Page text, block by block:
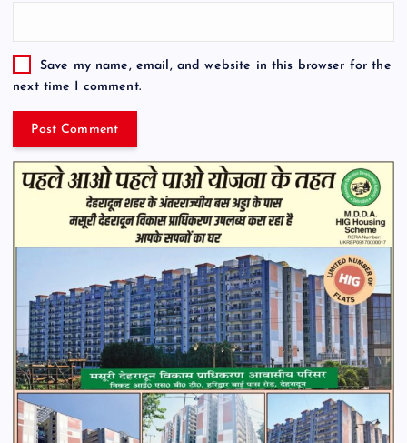
Save my name, email, and website in this browser for the
next time I comment.